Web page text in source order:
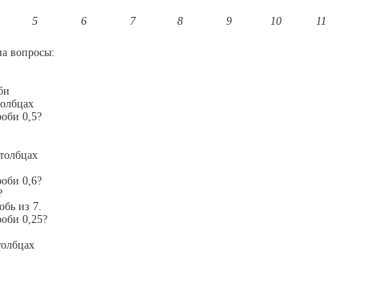
5 6 7 8 9 10
11
вопросы:
0,5?
0,6?
из 7.
0,25?